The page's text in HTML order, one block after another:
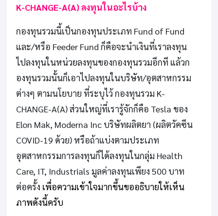
K-CHANGE-A(A) ลงทุนในอะไรบ้าง
กองทุนรวมนี้เป็นกองทุนประเภท Fund of Fund
และ/หรือ Feeder Fund ก็คือจะนำเงินที่เราลงทุน
ไปลงทุนในหน่วยลงทุนของกองทุนรวมอีกที แล้วก
องทุนรวมนั้นก็เอาไปลงทุนในบริษัท/อุตสาหกรรม
ต่างๆ ตามนโยบาย ที่ระบุไว้ กองทุนรวม K-
CHANGE-A(A) ส่วนใหญ่ที่เรารู้จักก็คือ Tesla ของ
Elon Mak, Moderna Inc บริษัทผลิตยา (ผลิตวัคซีน
COVID-19 ด้วย) หรือถ้าแบ่งตามประเภท
อุตสาหกรรมการลงทุนก็ได้ลงทุนในกลุ่ม Health
Care, IT, Industrials มูลค่าลงทุนเพียง 500 บาท
ต่อครั้ง เพื่อความเข้าใจมากขึ้นขออธิบายให้เห็น
ภาพดังนี้ครับ